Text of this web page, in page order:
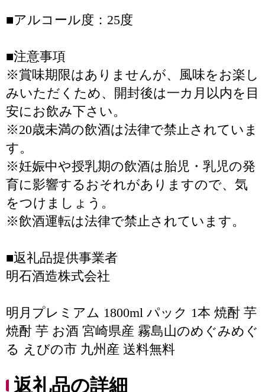
■アルコール度：25度
■注意事項
※賞味期限はありませんが、風味をお楽し
みいただくため、開封後は一カ月以内を目
安にお飲み下さい。
※20歳未満の飲酒は法律で禁止されていま
す。
※妊娠中や授乳期の飲酒は胎児・乳児の発
育に影響するおそれがありますので、気
をつけましょう。
※飲酒運転は法律で禁止されています。
■返礼品提供事業者
明石酒造株式会社
明月プレミアム 1800ml パック 1本 焼酎 芋
焼酎 芋 お酒 宮崎県産 霧島山のめぐみめぐ
る えびの市 九州産 送料無料
返礼品の詳細